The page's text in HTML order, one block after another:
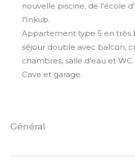
nouvelle piscine, de l'école
l'Inkub.
Appartement type 5 en
séjour double avec balcon,
chambres, salle d'eau et WC.
Cave et garage.
général